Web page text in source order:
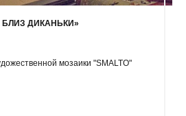
БЛИЗ ДИКАНЬКИ»
мозаики "SMALTO"